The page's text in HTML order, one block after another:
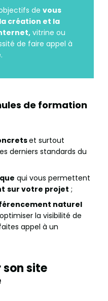
de vous
création et la
vitrine ou
de faire appel à
de formation
et surtout
derniers standards du
qui vous permettent
sur votre projet ;
naturel
la visibilité de
appel à un
site